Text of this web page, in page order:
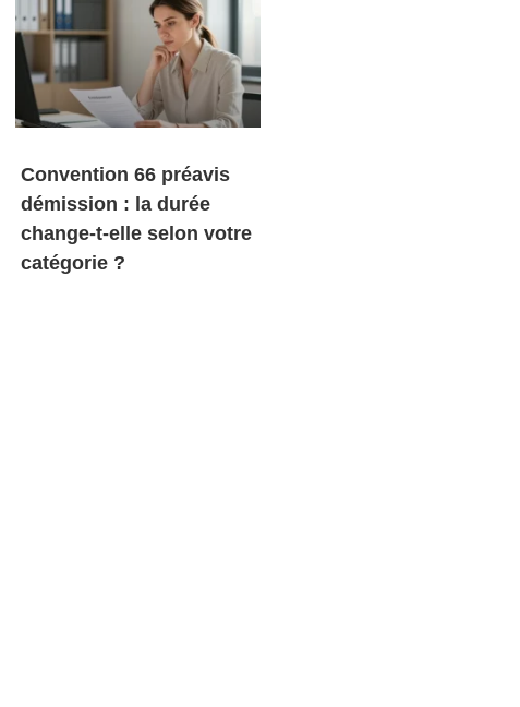
Convention 66 préavis
démission : la durée
change-t-elle selon votre
catégorie ?